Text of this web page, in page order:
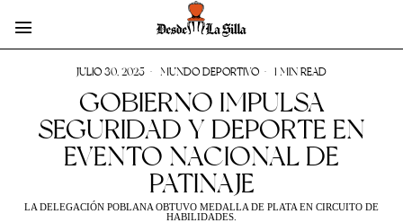
JULIO 30, 2025 MUNDO DEPORTIVO 1 MIN READ
GOBIERNO IMPULSA
SEGURIDAD Y DEPORTE EN
EVENTO NACIONAL DE
PATINAJE
LA DELEGACIÓN POBLANA OBTUVO MEDALLA DE PLATA EN CIRCUITO DE
HABILIDADES.